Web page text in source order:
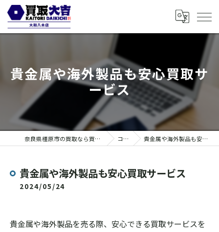
貴金属や海外製品も安心買取サ
ービス
奈良県橿原市の買取なら買取大吉 大和八木店 コラム 貴金属や海外製品も安心買取サービス
貴金属や海外製品も安心買取サービス
2024/05/24
貴金属や海外製品を売る際、安心できる買取サービスを